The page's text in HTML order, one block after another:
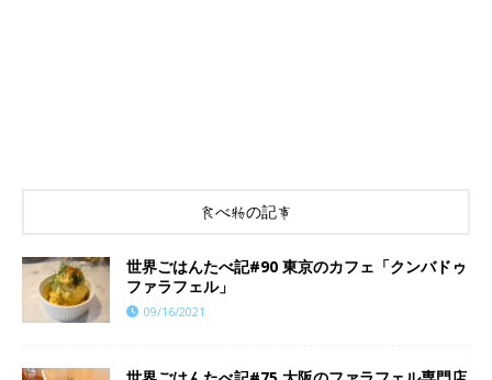
食べ物の記事
世界ごはんたべ記#90 東京のカフェ「クンバドゥ
ファラフェル」
09/16/2021